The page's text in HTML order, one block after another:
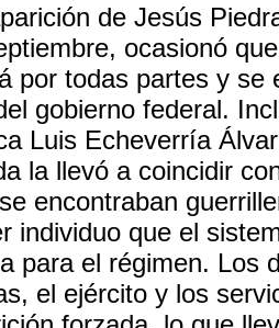
de Jesús
ocasionó
por todas partes y se
gobierno federal.
Luis Echeverría
la llevó a coincidir
encontraban
individuo que el
para el régimen. Los
el ejército y los